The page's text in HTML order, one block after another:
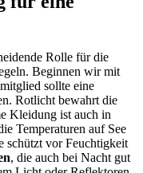
Rolle für die
Beginnen wir mit
sollte eine
Rotlicht bewahrt die
Kleidung ist auch in
Temperaturen auf See
schützt vor Feuchtigkeit
, die auch bei Nacht gut